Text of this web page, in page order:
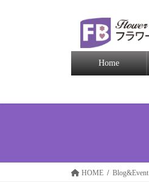
Home
HOME Blog&Event